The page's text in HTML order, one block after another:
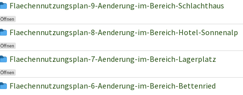
Flaechennutzungsplan-9-Aenderung-im-Bereich-Schlachthaus
Öffnen
Flaechennutzungsplan-8-Aenderung-im-Bereich-Hotel-Sonnenalp
Öffnen
Flaechennutzungsplan-7-Aenderung-im-Bereich-Lagerplatz
Öffnen
Flaechennutzungsplan-6-Aenderung-im-Bereich-Bettenried